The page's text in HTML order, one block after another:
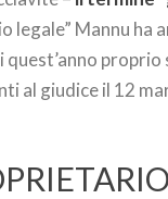
legale” Mannu
al giudice il 12